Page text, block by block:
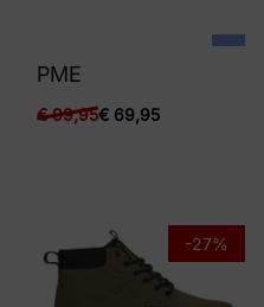
PME
€99,95€ 69,95
-27%